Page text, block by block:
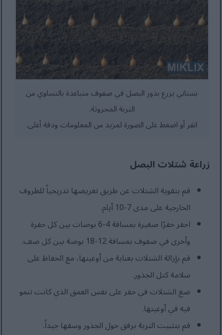
بستاني يزرع بذور البصل في صفوف متباعدة بالتساوي من
التربة المحروثة.
انقر أو اضغط على الصورة لمزيد من المعلومات ودقة أعلى.
زراعة شتلات البصل
قم بتقوية الشتلات عن طريق تعريضها تدريجياً للظروف
الخارجية على مدى 7-10 أيام.
احفر حفرًا صغيرة بمسافة 4-6 بوصات بين كل حفرة
وأخرى في صفوف بمسافة 12-18 بوصة بين كل صف.
قم بإزالة الشتلات بعناية من أوعيتها، مع الحفاظ على
سلامة كتل الجذور.
ضع الشتلات في حفر على نفس العمق الذي كانت تنمو
فيه في أوعيتها.
قم بتثبيت التربة برفق حول الجذور وسقها جيداً.